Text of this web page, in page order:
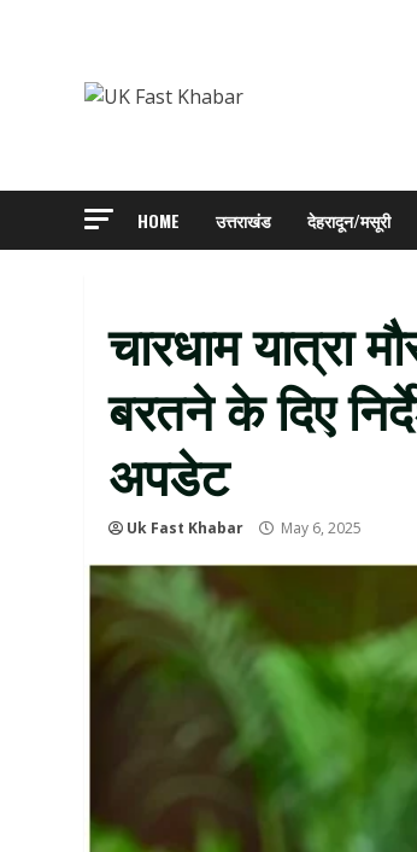
HOME उत्तराखंड देहरादून/मसूरी
चारधाम यात्रा
बरतने के दिए
अपडेट
Uk Fast Khabar May 6, 2025